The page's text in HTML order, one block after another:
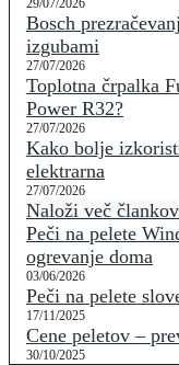
29/07/2026
Bosch
izgubami
27/07/2026
Toplotna črpalka
Power R32?
27/07/2026
Kako bolje
elektrarna
27/07/2026
Naloži več člankov
Peči na pelete
ogrevanje doma
03/06/2026
Peči na pelete
17/11/2025
Cene peletov –
30/10/2025